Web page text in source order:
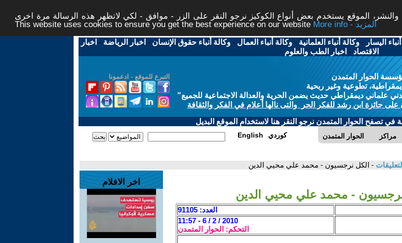
الموقع يستخدم بعض أنواع الكوكيز نرجو النقر على الزر - موافق - لكي لاتظهر هذه الرسالة مرة اخرى -
This website uses cookies to ensure you get the best experience on our website
More info - المزيد
اليسار -وكالة أنباء العلمانية -وكالة أنباء العمال -وكالة أنباء حقوق الإنسان - اخبار الرياضة - اخبار
الاقتصاد - اخبار الطب والعلوم
التبرع للموقع - ادعمونا
الحوار المتمدن
تطوعية وغير ربحية
علماني ديمقراطي حديث يضمن الحرية والعدالة الاجتماعية للجميع"
على جائزة ابن رشد للفكر الحر والتى نالها أعلام في الفكر والثقافة
في تصفح الحوار المتمدن نرجو النقر هنا لاستخدام الموقع البديل
الحوار المتمدن مراكز English كوردي
- الكل نرجسيون - محمد علي محيي الدين
نرجسيون - محمد علي محيي الدين
العدد: 91105
2010 / 2 / 6 - 11:57
التحكم: الحوار المتمدن
اخر الافلام